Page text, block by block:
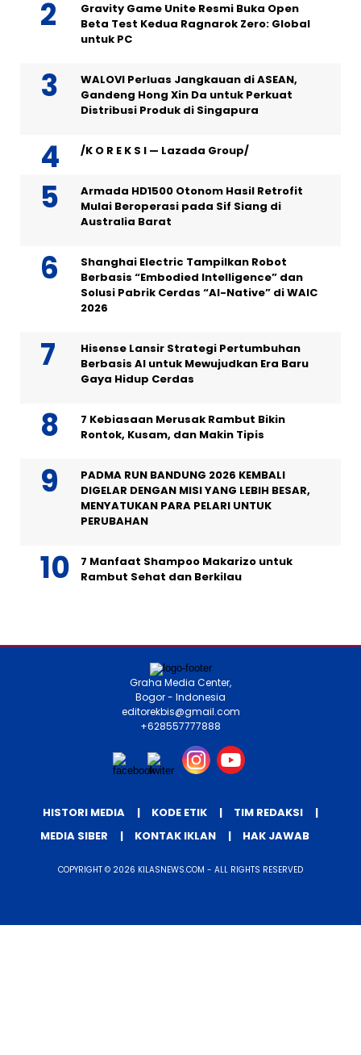
Gravity Game Unite Resmi Buka Open
Beta Test Kedua Ragnarok Zero: Global
untuk PC
WALOVI Perluas Jangkauan di ASEAN,
Gandeng Hong Xin Da untuk Perkuat
Distribusi Produk di Singapura
/K O R E K S I — Lazada Group/
Armada HD1500 Otonom Hasil Retrofit
Mulai Beroperasi pada Sif Siang di
Australia Barat
Shanghai Electric Tampilkan Robot
Berbasis “Embodied Intelligence” dan
Solusi Pabrik Cerdas “AI-Native” di WAIC
2026
Hisense Lansir Strategi Pertumbuhan
Berbasis AI untuk Mewujudkan Era Baru
Gaya Hidup Cerdas
7 Kebiasaan Merusak Rambut Bikin
Rontok, Kusam, dan Makin Tipis
PADMA RUN BANDUNG 2026 KEMBALI
DIGELAR DENGAN MISI YANG LEBIH BESAR,
MENYATUKAN PARA PELARI UNTUK
PERUBAHAN
7 Manfaat Shampoo Makarizo untuk
Rambut Sehat dan Berkilau
Graha Media Center,
Bogor - Indonesia
editorekbis@gmail.com
+628557777888
HISTORI MEDIA KODE ETIK
TIM REDAKSI
MEDIA SIBER
KONTAK IKLAN HAK JAWAB
COPYRIGHT © 2026 KILASNEWS.COM - ALL RIGHTS RESERVED